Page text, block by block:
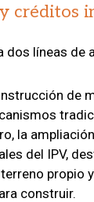
créditos
dos líneas de
de
la
del IPV,
propio
construir.